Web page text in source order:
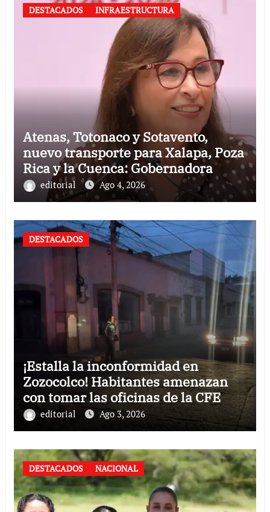
DESTACADOS INFRAESTRUCTURA
Atenas, Totonaco y Sotavento,
nuevo transporte para Xalapa, Poza
Rica y la Cuenca: Gobernadora
editorial Ago 4, 2026
DESTACADOS
¡Estalla la inconformidad en
Zozocolco! Habitantes amenazan
con tomar las oficinas de la CFE
editorial Ago 3, 2026
DESTACADOS NACIONAL